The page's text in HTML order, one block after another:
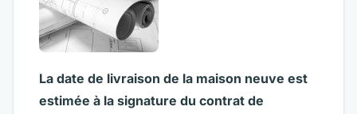
La date de livraison de la maison neuve est
estimée à la signature du contrat de